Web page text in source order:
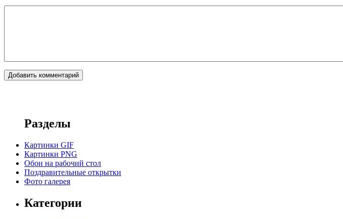
Разделы
Картинки GIF
Картинки PNG
Обои на рабочий стол
Поздравительные открытки
Фото галерея
Категории